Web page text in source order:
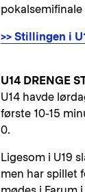
>> Stillingen i
U14 DRENGE
U14 havde
første 10-15
0.
Ligesom i U19
men har spillet